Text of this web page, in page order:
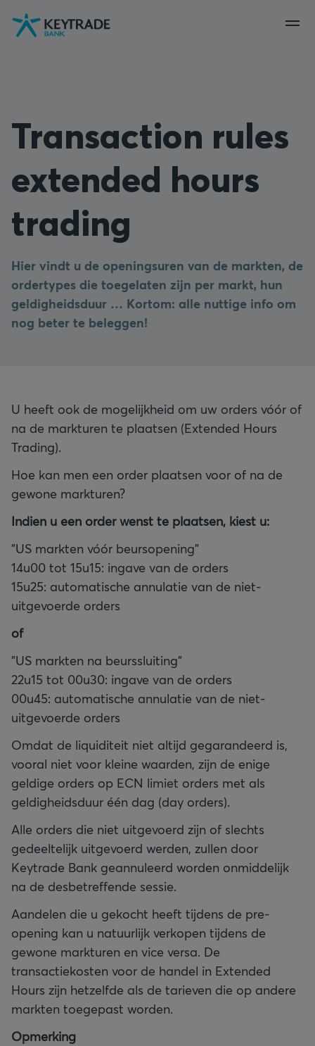
Naar
navigatie
Naar
aanmelden
Naar
inhoud
Transaction rules
extended hours
trading
Hier vindt u de openingsuren van de markten, de
ordertypes die toegelaten zijn per markt, hun
geldigheidsduur … Kortom: alle nuttige info om
nog beter te beleggen!
U heeft ook de mogelijkheid om uw orders vóór of
na de markturen te plaatsen (Extended Hours
Trading).
Hoe kan men een order plaatsen voor of na de
gewone markturen?
Indien u een order wenst te plaatsen, kiest u:
"US markten vóór beursopening"
14u00 tot 15u15: ingave van de orders
15u25: automatische annulatie van de niet-
uitgevoerde orders
of
"US markten na beurssluiting"
22u15 tot 00u30: ingave van de orders
00u45: automatische annulatie van de niet-
uitgevoerde orders
Omdat de liquiditeit niet altijd gegarandeerd is,
vooral niet voor kleine waarden, zijn de enige
geldige orders op ECN limiet orders met als
geldigheidsduur één dag (day orders).
Alle orders die niet uitgevoerd zijn of slechts
gedeeltelijk uitgevoerd werden, zullen door
Keytrade Bank geannuleerd worden onmiddelijk
na de desbetreffende sessie.
Aandelen die u gekocht heeft tijdens de pre-
opening kan u natuurlijk verkopen tijdens de
gewone markturen en vice versa. De
transactiekosten voor de handel in Extended
Hours zijn hetzelfde als de tarieven die op andere
markten toegepast worden.
Opmerking